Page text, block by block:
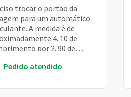
trocar o portão da
para um automático
A medida é de
4. 10 de
por 2. 90 de
social
Pedido atendido